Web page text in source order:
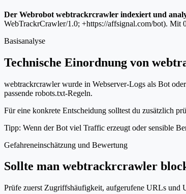
Der Webrobot webtrackrcrawler indexiert und
WebTrackrCrawler/1.0; +https://affsignal.com/bot). Mit
Basisanalyse
Technische Einordnung von
webtrackrcrawler wurde in Webserver-Logs als Bot
passende robots.txt-Regeln.
Für eine konkrete Entscheidung solltest du zusätzlich
Tipp: Wenn der Bot viel Traffic erzeugt oder sensible
Gefahreneinschätzung und Bewertung
Sollte man webtrackrcrawler
Prüfe zuerst Zugriffshäufigkeit, aufgerufene URLs und